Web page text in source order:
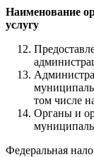
Наименование
услугу
том числе
Органы и
Федеральная